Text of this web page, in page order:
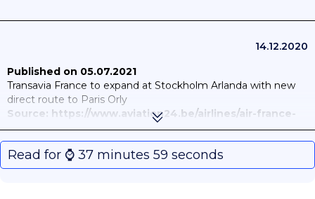
14.12.2020
Published on 05.07.2021
Transavia France to expand at Stockholm Arlanda with new
direct route to Paris Orly
Source: https://www.aviation24.be/airlines/air-france-
klm-group/transavia/transavia-france-to-expand-at-
stockholm-arlanda-with-new-direct-route-to-paris/
Published on 16.07.2021
Latest News: Country will adopt COVID-19 passport-based
Read for ⌚️ 37 minutes 59 seconds